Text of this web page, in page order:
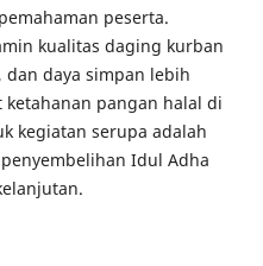
peserta.
kualitas daging kurban
daya simpan lebih
pangan halal di
kegiatan serupa adalah
Idul Adha